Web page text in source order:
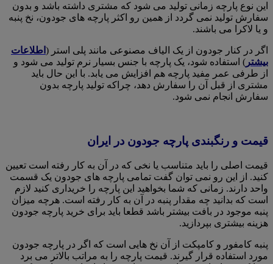
این نوع پارچه زمانی تولید می شود که مشتری داشته باشد و بدون
سفارش تولید نمی گردد از همین رو اکثر پارچه های جودون، نخ پنبه
و یا لاکرا می باشند.
اگر در کنار جودون از یک الیاف مصنوعی مانند پلی استر ( اطلاعات
بیشتر ) استفاده شود، یک پارچه با جنس بسیار نرم تولید می شود و
از طرفی عمر مفید پارچه هم افزایش می یابد. با این حال باید
مشتری از قبل آن را سفارش دهد، چراکه تولید پارچه بدون
سفارش انجام نمی شود.
قیمت و رنگبندی پارچه جودون در ایران
قیمت اصلی را باید متناسب یا نخی که در آن به کار رفته است تعیین
کنید. از این رو نمی توان گفت تمامی پارچه های جودون یک قسمت
واحد دارند. زمانی که شما بخواهید این پارچه را خریداری کنید لازم
است که بدانید چه مقدار پنبه در آن به کار رفته است. هرچه میزان
پنبه موجود در بافت بیشتر باشد قطعا باید برای خرید پارچه جودون
هزینه بیشتری بپردازید.
پنبه کامفور و‌ کامپکت از آن نخ هایی است که اگر در پارچه جودون
مورد استفاده قرار گیرند. قیمت پارچه را به مراتب بالاتر می برد